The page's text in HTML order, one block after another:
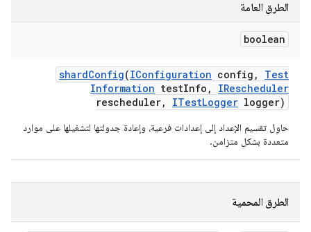
الطرق العامة
boolean
shardConfig(IConfiguration config ,
Test
Information testInfo ,
IRescheduler
rescheduler, ITestLogger logger)
حاوِل تقسيم الإعداد إلى إعدادات فرعية، وإعادة جدولتها لتشغيلها على موارد
متعددة بشكل متزامن.
الطرق المحمية